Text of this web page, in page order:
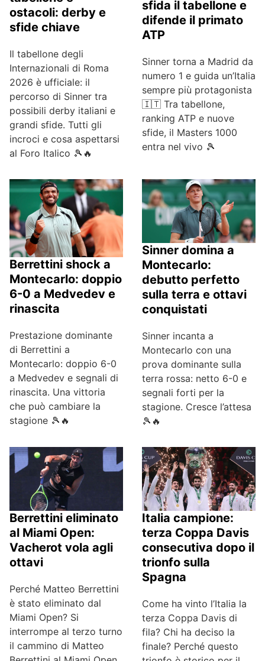
ostacoli: derby e
sfide chiave
Il tabellone degli
Internazionali di Roma
2026 è ufficiale: il
percorso di Sinner tra
possibili derby italiani e
grandi sfide. Tutti gli
incroci e cosa aspettarsi
al Foro Italico 🎾🔥
sfida il tabellone e
difende il primato
ATP
Sinner torna a Madrid da
numero 1 e guida un’Italia
sempre più protagonista
🇮🇹 Tra tabellone,
ranking ATP e nuove
sfide, il Masters 1000
entra nel vivo 🎾
Berrettini shock a
Montecarlo: doppio
6-0 a Medvedev e
rinascita
Prestazione dominante
di Berrettini a
Montecarlo: doppio 6-0
a Medvedev e segnali di
rinascita. Una vittoria
che può cambiare la
stagione 🎾🔥
Sinner domina a
Montecarlo:
debutto perfetto
sulla terra e ottavi
conquistati
Sinner incanta a
Montecarlo con una
prova dominante sulla
terra rossa: netto 6-0 e
segnali forti per la
stagione. Cresce l’attesa
🎾🔥
Berrettini eliminato
al Miami Open:
Vacherot vola agli
ottavi
Perché Matteo Berrettini
è stato eliminato dal
Miami Open? Si
interrompe al terzo turno
il cammino di Matteo
Italia campione:
terza Coppa Davis
consecutiva dopo il
trionfo sulla
Spagna
Come ha vinto l’Italia la
terza Coppa Davis di
fila? Chi ha deciso la
finale? Perché questo